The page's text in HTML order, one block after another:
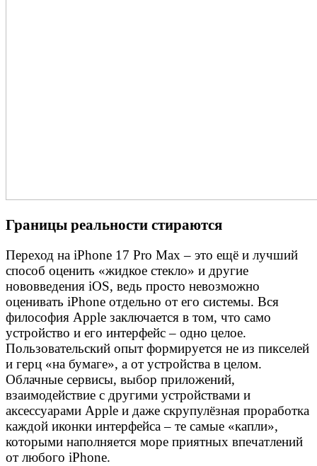
Границы реальности стираются
Переход на iPhone 17 Pro Max – это ещё и лучший
способ оценить «жидкое стекло» и другие
нововведения iOS, ведь просто невозможно
оценивать iPhone отдельно от его системы. Вся
философия Apple заключается в том, что само
устройство и его интерфейс – одно целое.
Пользовательский опыт формируется не из пикселей
и герц «на бумаге», а от устройства в целом.
Облачные сервисы, выбор приложений,
взаимодействие с другими устройствами и
аксессуарами Apple и даже скрупулёзная проработка
каждой иконки интерфейса – те самые «капли»,
которыми наполняется море приятных впечатлений
от любого iPhone.